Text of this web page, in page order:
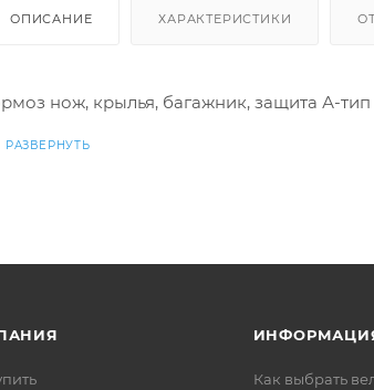
ОПИСАНИЕ ХАРАКТЕРИСТИКИ
нож, крылья, багажник, защита А-тип
Как выбрать